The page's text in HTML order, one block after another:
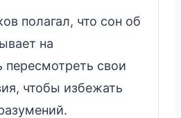
полагал, что сон об
на
пересмотреть свои
чтобы избежать